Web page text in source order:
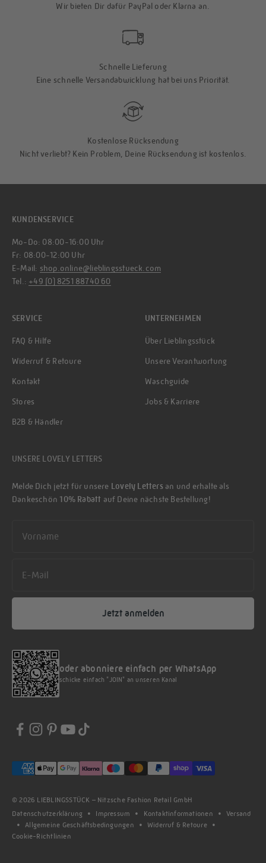
Wir bieten Dir dafür PayPal oder Klarna an.
Schnelle Lieferung
Eine schnelle Versandabwicklung hat bei uns Priorität.
Kostenlose Rücksendung
Nicht verliebt? Kein Problem, Deine Rücksendung ist kostenlos.
KUNDENSERVICE
Mo-Do: 08:00-16:00 Uhr
Fr: 08:00-12:00 Uhr
E-Mail: shop.online@lieblingsstueck.com
Tel.: +49 (0) 8251 88740 60
SERVICE
FAQ & Hilfe
Widerruf & Retoure
Kontakt
Stores
B2B & Händler
UNTERNEHMEN
Über Lieblingsstück
Unsere Verantwortung
Waschguide
Jobs & Karriere
UNSERE LOVELY LETTERS
Melde Dich jetzt für unsere Lovely Lettersan und erhalte als
Dankeschön10% Rabatt auf Deine nächste Bestellung!
Jetzt anmelden
oder abonniere einfach per WhatsApp
schicke einfach "JOIN" an unseren Kanal
© 2026 LIEBLINGSSTÜCK – Nitzsche Fashion Retail GmbH
Datenschutzerklärung
Impressum Kontaktinformationen
Versand
Allgemeine Geschäftsbedingungen
Widerruf & Retoure
Cookie-Richtlinien